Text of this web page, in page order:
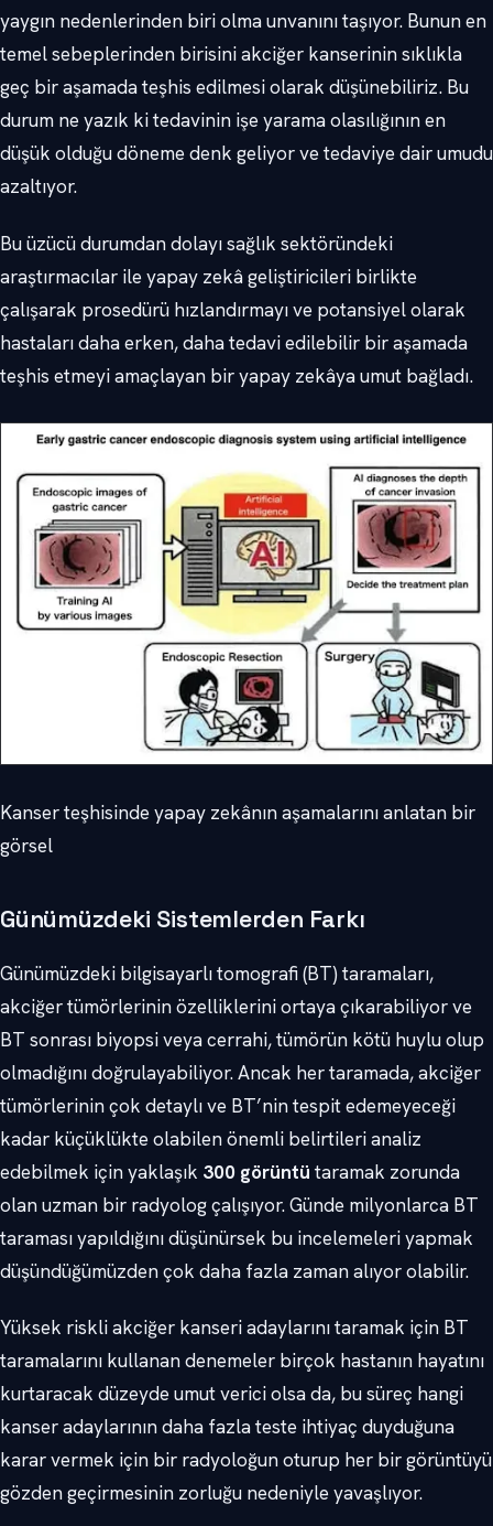
yaygın nedenlerinden biri olma unvanını taşıyor. Bunun en
temel sebeplerinden birisini akciğer kanserinin sıklıkla
geç bir aşamada teşhis edilmesi olarak düşünebiliriz. Bu
durum ne yazık ki tedavinin işe yarama olasılığının en
düşük olduğu döneme denk geliyor ve tedaviye dair umudu
azaltıyor.
Bu üzücü durumdan dolayı sağlık sektöründeki
araştırmacılar ile yapay zekâ geliştiricileri birlikte
çalışarak prosedürü hızlandırmayı ve potansiyel olarak
hastaları daha erken, daha tedavi edilebilir bir aşamada
teşhis etmeyi amaçlayan bir yapay zekâya umut bağladı.
Kanser teşhisinde yapay zekânın aşamalarını anlatan bir
görsel
Günümüzdeki Sistemlerden Farkı
Günümüzdeki bilgisayarlı tomografi (BT) taramaları,
akciğer tümörlerinin özelliklerini ortaya çıkarabiliyor ve
BT sonrası biyopsi veya cerrahi, tümörün kötü huylu olup
olmadığını doğrulayabiliyor. Ancak her taramada, akciğer
tümörlerinin çok detaylı ve BT’nin tespit edemeyeceği
kadar küçüklükte olabilen önemli belirtileri analiz
edebilmek için yaklaşık 300 görüntü taramak zorunda
olan uzman bir radyolog çalışıyor. Günde milyonlarca BT
taraması yapıldığını düşünürsek bu incelemeleri yapmak
düşündüğümüzden çok daha fazla zaman alıyor olabilir.
Yüksek riskli akciğer kanseri adaylarını taramak için BT
taramalarını kullanan denemeler birçok hastanın hayatını
kurtaracak düzeyde umut verici olsa da, bu süreç hangi
kanser adaylarının daha fazla teste ihtiyaç duyduğuna
karar vermek için bir radyoloğun oturup her bir görüntüyü
gözden geçirmesinin zorluğu nedeniyle yavaşlıyor.